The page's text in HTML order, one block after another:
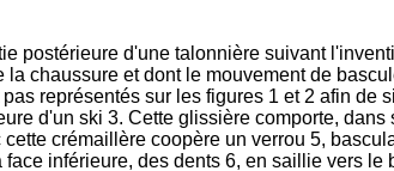
postérieure d'une talonnière suivant
chaussure et dont le mouvement de
représentés sur les figures 1 et 2 afin de
d'un ski 3. Cette glissière comporte,
crémaillère coopère un verrou 5,
inférieure, des dents 6, en saillie vers